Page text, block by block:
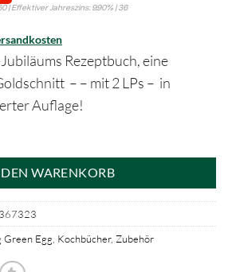
| Effektiver Jahreszins: 9.90% | 36
Rezeptbuch, eine
– – mit 2 LPs – in
Auflage!
WARENKORB
Green Egg Kochbücher, Zubehör